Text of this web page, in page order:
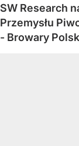
SW Research
Przemysłu
- Browary